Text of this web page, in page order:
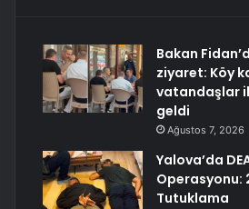
Bakan
ziyaret: Köy
vatandaşlar
geldi
Ağustos 7, 2026
Yalova’da
Operasyonu:
Tutuklama